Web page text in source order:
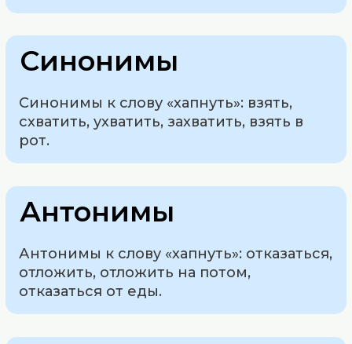
Синонимы
Синонимы к слову «хапнуть»: взять,
схватить, ухватить, захватить, взять в
рот.
Антонимы
Антонимы к слову «хапнуть»: отказаться,
отложить, отложить на потом,
отказаться от еды.